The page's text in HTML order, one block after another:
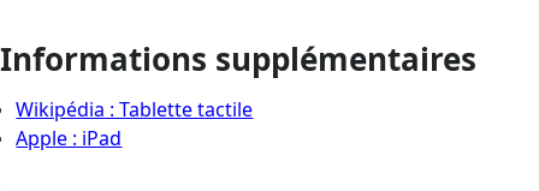
Informations supplémentaires
Wikipédia : Tablette tactile
Apple : iPad